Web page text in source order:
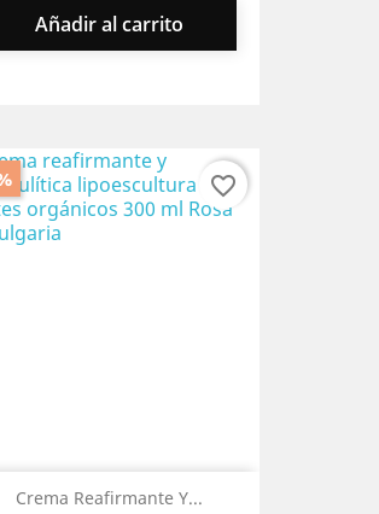
Añadir al carrito
Crema Reafirmante Y...
favorite_border